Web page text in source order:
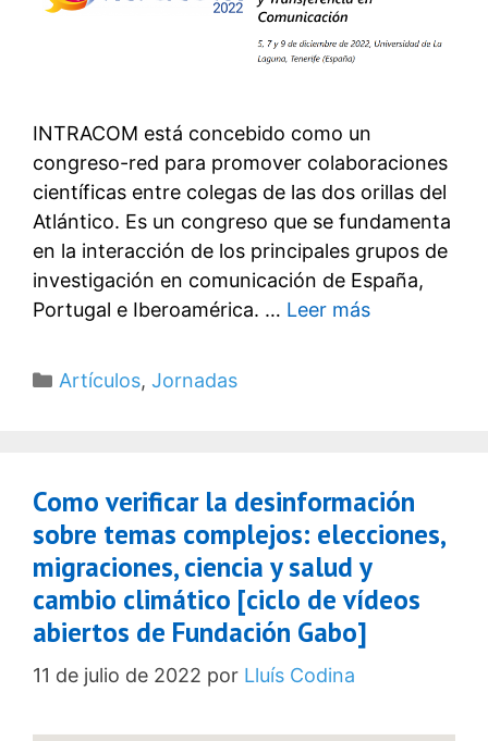
INTRACOM está concebido como un
congreso-red para promover colaboraciones
científicas entre colegas de las dos orillas del
Atlántico. Es un congreso que se fundamenta
en la interacción de los principales grupos de
investigación en comunicación de España,
Portugal e Iberoamérica. … Leer más
Categorías
Artículos, Jornadas
Como verificar la desinformación
sobre temas complejos: elecciones,
migraciones, ciencia y salud y
cambio climático [ciclo de vídeos
abiertos de Fundación Gabo]
11 de julio de 2022 por Lluís Codina